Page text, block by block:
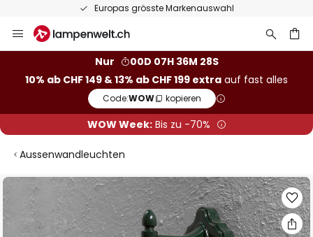
Europas grösste Markenauswahl
Inhalt
Nur
00D 07H 36M 27S
10% ab CHF 149 & 13% ab CHF 199 extra auf fast alles
Code:WOW kopieren
WOW Week:Bis zu -70%
Aussenwandleuchten
Zum
Ende
der